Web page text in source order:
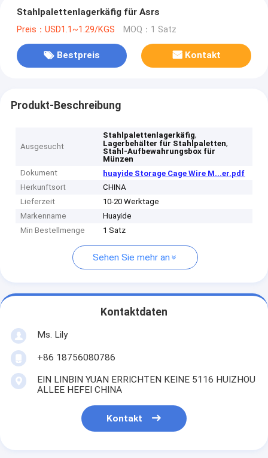
Stahlpalettenlagerkäfig für Asrs
Preis：USD1.1~1.29/KGS MOQ：1 Satz
Bestpreis Kontakt
Produkt-Beschreibung
Ausgesucht
Stahlpalettenlagerkäfig,
Lagerbehälter für Stahlpaletten,
Stahl-Aufbewahrungsbox für
Münzen
Dokument
huayide Storage Cage Wire M...er.pdf
Herkunftsort
CHINA
Lieferzeit
10-20 Werktage
Markenname
Huayide
Min Bestellmenge
1 Satz
Sehen Sie mehr an
Kontaktdaten
Ms. Lily
+86 18756080786
EIN LINBIN YUAN ERRICHTEN KEINE 5116 HUIZHOU
ALLEE HEFEI CHINA
Kontakt